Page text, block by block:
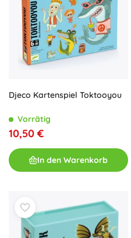
Djeco Kartenspiel Toktooyou
Vorrätig
10,50 €
In den Warenkorb